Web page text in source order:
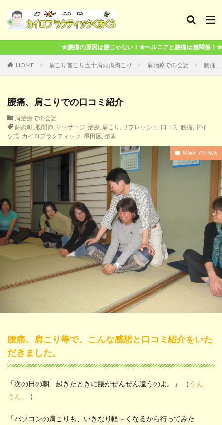
★腰痛の原因は腰じゃない！★ヘルニアと腰痛は無関係！★老化現象も根拠な
HOME 肩こり首こり五十肩頭痛胸こり 肩治療での会話 腰痛
腰痛、肩こりでの口コミ紹介
肩治療での会話
錦糸町, 股関節, マッサージ, 治療, 肩こり , リフレッシュ, 口コミ , 腰痛, ドイ
ツ式, カイロプラクティック, 墨田区, 整体
肩治療での会話
腰痛、肩こり等で、こんな感想と口コミ紹介をいた
だきました。
「次の日の朝、起きたときに腰がぜんぜん違うのよ。」 （ うん、
うん。
）
「パソコンの肩こりも、いきなり軽～くなるから行ってみた